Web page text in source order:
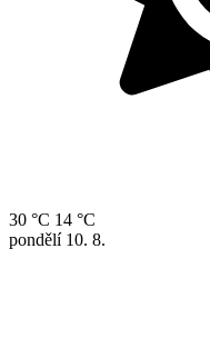
30 °C 14 °C
pondělí 10. 8.